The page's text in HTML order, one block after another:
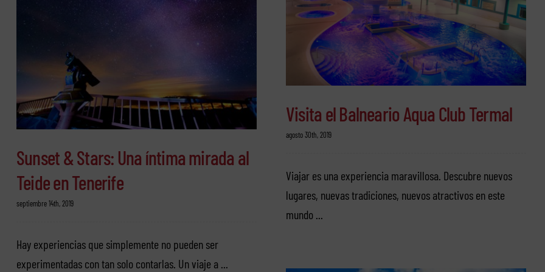
Sunset & Stars: Una íntima mirada al
Teide en Tenerife
septiembre 14th, 2019
Hay experiencias que simplemente no pueden ser
experimentadas con tan solo contarlas. Un viaje a ...
Visita el Balneario Aqua Club Termal
agosto 30th, 2019
Viajar es una experiencia maravillosa. Descubre nuevos
lugares, nuevas tradiciones, nuevos atractivos en este
mundo ...